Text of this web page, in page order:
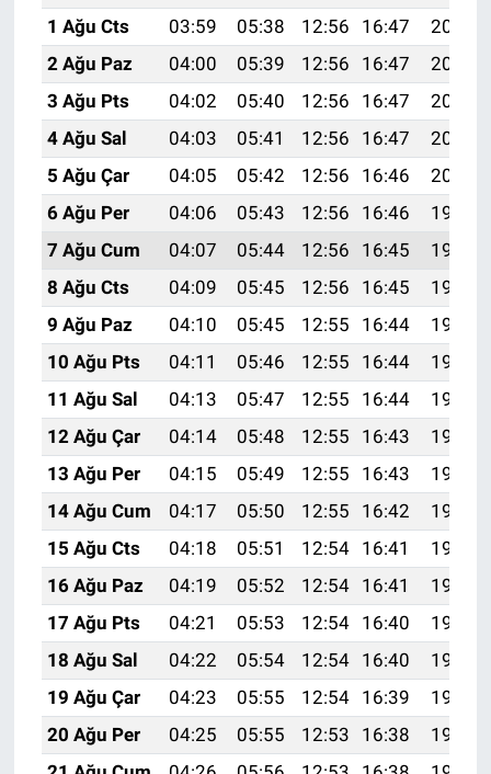
1 Ağu Cts
03:59 05:38 12:56 16:47
20:04
2 Ağu Paz
04:00 05:39 12:56 16:47
20:03
3 Ağu Pts
04:02 05:40 12:56 16:47
20:02
4 Ağu Sal
04:03 05:41 12:56 16:47
20:01
5 Ağu Çar
04:05 05:42 12:56 16:46
20:00
6 Ağu Per
04:06 05:43 12:56 16:46
19:59
7 Ağu Cum
04:07 05:44 12:56 16:45
19:58
8 Ağu Cts
04:09 05:45 12:56 16:45
19:57
9 Ağu Paz
04:10 05:45 12:55 16:44
19:55
10 Ağu Pts
04:11 05:46 12:55 16:44
19:54
11 Ağu Sal
04:13 05:47 12:55 16:44
19:53
12 Ağu Çar
04:14 05:48 12:55 16:43
19:52
13 Ağu Per
04:15 05:49 12:55 16:43
19:51
14 Ağu Cum
04:17 05:50 12:55 16:42
19:49
15 Ağu Cts
04:18 05:51 12:54 16:41
19:48
16 Ağu Paz
04:19 05:52 12:54 16:41
19:47
17 Ağu Pts
04:21 05:53 12:54 16:40
19:45
18 Ağu Sal
04:22 05:54 12:54 16:40
19:44
19 Ağu Çar
04:23 05:55 12:54 16:39
19:43
20 Ağu Per
04:25 05:55 12:53 16:38
19:41